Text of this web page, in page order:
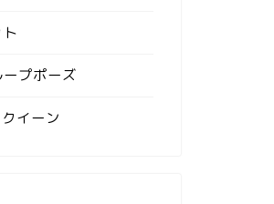
プポーズ
イーン